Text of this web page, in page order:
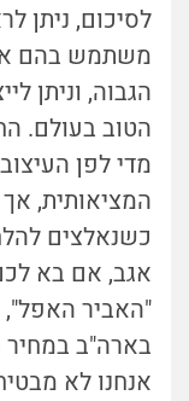
לסיכום, ניתן
משתמש בהם
הגבוה, וניתן
הטוב בעולם.
מדי לפן
המציאותית,
כשנאלצים
אגב, אם בא
"האביר האפל",
אנחנו לא